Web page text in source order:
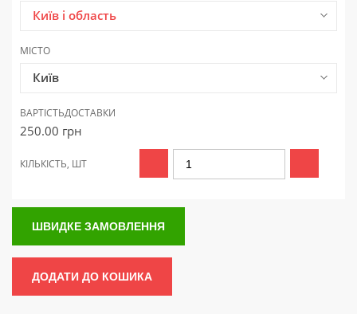
Київ і область
МІСТО
Київ
ВАРТІСТЬДОСТАВКИ
250.00 грн
КІЛЬКІСТЬ, ШТ
ШВИДКЕ ЗАМОВЛЕННЯ
ДОДАТИ ДО КОШИКА